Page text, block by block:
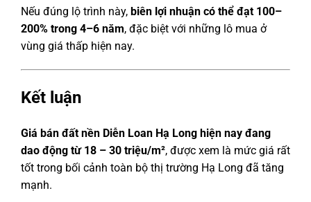
Nếu đúng lộ trình này, biên lợi nhuận có thể đạt 100–
200% trong 4–6 năm, đặc biệt với những lô mua ở
vùng giá thấp hiện nay.
Kết luận
Giá bán đất nền Diễn Loan Hạ Long hiện nay đang
dao động từ 18 – 30 triệu/m², được xem là mức giá rất
tốt trong bối cảnh toàn bộ thị trường Hạ Long đã tăng
mạnh.